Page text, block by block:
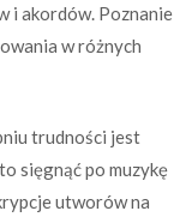
i akordów. Poznanie
w różnych
trudności jest
sięgnąć po muzykę
utworów na